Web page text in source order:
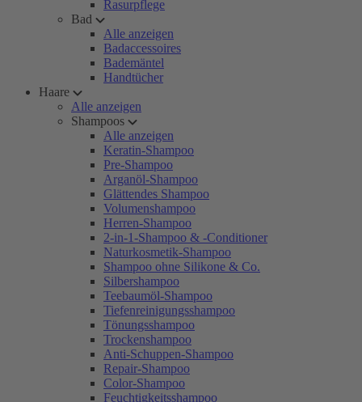
Rasurpflege
Bad
Alle anzeigen
Badaccessoires
Bademäntel
Handtücher
Haare
Alle anzeigen
Shampoos
Alle anzeigen
Keratin-Shampoo
Pre-Shampoo
Arganöl-Shampoo
Glättendes Shampoo
Volumenshampoo
Herren-Shampoo
2-in-1-Shampoo & -Conditioner
Naturkosmetik-Shampoo
Shampoo ohne Silikone & Co.
Silbershampoo
Teebaumöl-Shampoo
Tiefenreinigungsshampoo
Tönungsshampoo
Trockenshampoo
Anti-Schuppen-Shampoo
Repair-Shampoo
Color-Shampoo
Feuchtigkeitsshampoo